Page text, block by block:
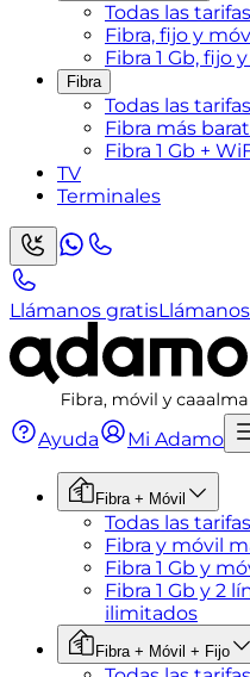
Todas las
Fibra, fijo y
Fibra 1 Gb, fijo
Fibra
Todas las
Fibra más
Fibra 1 Gb +
TV
Terminales
Llámanos gratis
Ayuda Mi Adamo
Fibra + Móvil
Todas las
Fibra y móvil
Fibra 1 Gb y
Fibra 1 Gb y 2
ilimitados
Fibra + Móvil + Fijo